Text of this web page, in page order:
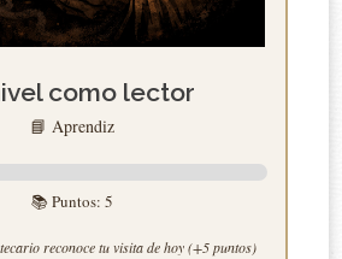
como lector
📘 Aprendiz
📚 Puntos: 5
reconoce tu visita de hoy (+5 puntos)